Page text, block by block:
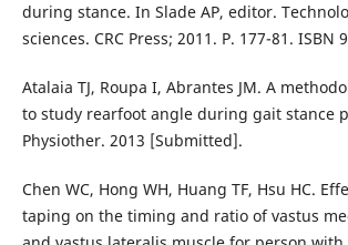
during stance. In Slade AP, editor.
sciences. CRC Press; 2011. P. 177-81. ISBN
Atalaia TJ, Roupa I, Abrantes JM. A
to study rearfoot angle during gait stance
Physiother. 2013 [Submitted].
Chen WC, Hong WH, Huang TF, Hsu HC.
taping on the timing and ratio of vastus